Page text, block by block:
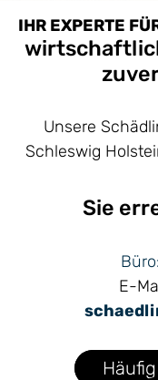
IHR EXPERTE
Unsere
Schleswig
Sie
E-